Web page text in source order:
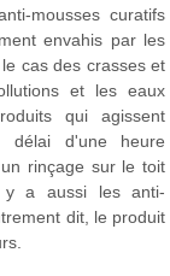
mousses curatifs
envahis par les
cas des crasses et
et les eaux
qui agissent
délai d'une heure
rinçage sur le toit
y a aussi les anti-
dit, le produit